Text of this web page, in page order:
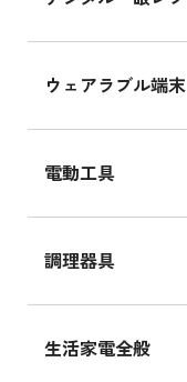
ウェアラブル端末
電動工具
調理器具
生活家電全般